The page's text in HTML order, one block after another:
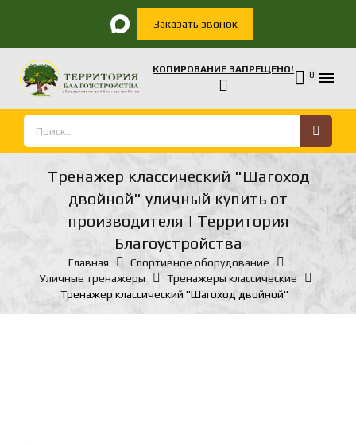
Заказать звонок
КОПИРОВАНИЕ ЗАПРЕЩЕНО! 0 
Тренажер классический "Шагоход
двойной" уличный купить от
производителя | Территория
Благоустройства
Главная
Спортивное оборудование
Уличные тренажеры
Тренажеры классические
Тренажер классический "Шагоход двойной"